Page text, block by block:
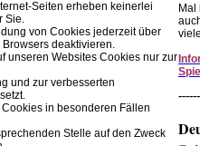
Mal
Seiten erheben keinerlei
Sie.
von Cookies jederzeit über
deaktivieren.
unseren Websites Cookies nur zur
und zur verbesserten
in besonderen Fällen
Stelle auf den Zweck